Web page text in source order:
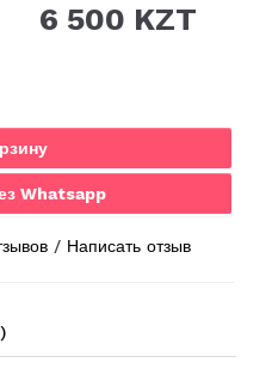
6 500 KZT
Whatsapp
/ Написать отзыв